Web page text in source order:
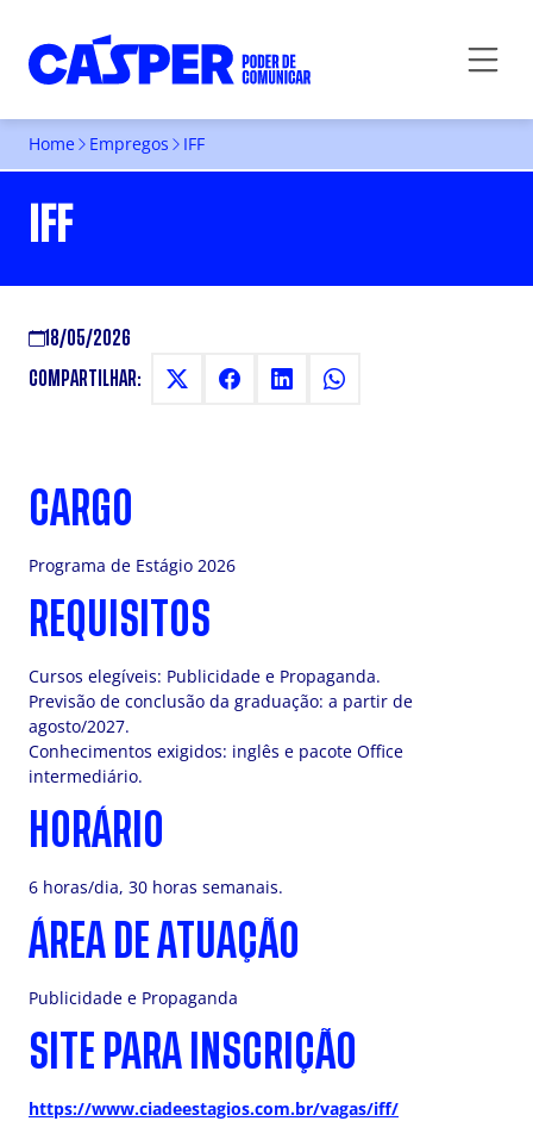
Home Empregos IFF
IFF
18/05/2026
COMPARTILHAR:
CARGO
Programa de Estágio 2026
REQUISITOS
Cursos elegíveis: Publicidade e Propaganda.
Previsão de conclusão da graduação: a partir de
agosto/2027.
Conhecimentos exigidos: inglês e pacote Office
intermediário.
HORÁRIO
6 horas/dia, 30 horas semanais.
ÁREA DE ATUAÇÃO
Publicidade e Propaganda
SITE PARA INSCRIÇÃO
https://www.ciadeestagios.com.br/vagas/iff/